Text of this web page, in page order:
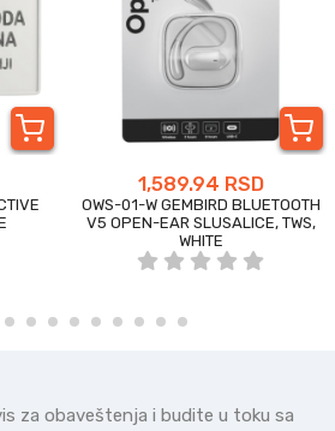
1,589.94 RSD
OWS-01-W GEMBIRD BLUETOOTH
V5 OPEN-EAR SLUSALICE, TWS,
WHITE
za obaveštenja i budite u toku sa